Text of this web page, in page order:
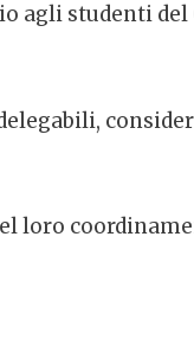
agli studenti
loro